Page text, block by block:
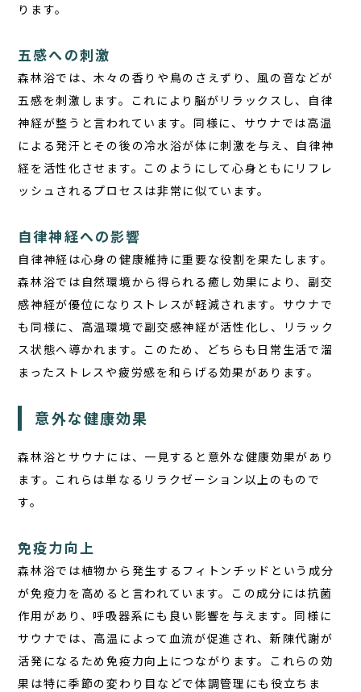
ります。
五感への刺激
森林浴では、木々の香りや鳥のさえずり、風の音などが
五感を刺激します。これにより脳がリラックスし、自律
神経が整うと言われています。同様に、サウナでは高温
による発汗とその後の冷水浴が体に刺激を与え、自律神
経を活性化させます。このようにして心身ともにリフレ
ッシュされるプロセスは非常に似ています。
自律神経への影響
自律神経は心身の健康維持に重要な役割を果たします。
森林浴では自然環境から得られる癒し効果により、副交
感神経が優位になりストレスが軽減されます。サウナで
も同様に、高温環境で副交感神経が活性化し、リラック
ス状態へ導かれます。このため、どちらも日常生活で溜
まったストレスや疲労感を和らげる効果があります。
意外な健康効果
森林浴とサウナには、一見すると意外な健康効果があり
ます。これらは単なるリラクゼーション以上のもので
す。
免疫力向上
森林浴では植物から発生するフィトンチッドという成分
が免疫力を高めると言われています。この成分には抗菌
作用があり、呼吸器系にも良い影響を与えます。同様に
サウナでは、高温によって血流が促進され、新陳代謝が
活発になるため免疫力向上につながります。これらの効
果は特に季節の変わり目などで体調管理にも役立ちま